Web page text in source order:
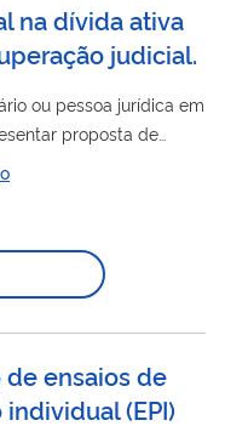
com o estabelecido
na dívida ativa
judicial.
ou pessoa jurídica em
proposta de
regularizar os débitos
seguintes benefícios:
para reduções será de
ensaios de
(EPI)